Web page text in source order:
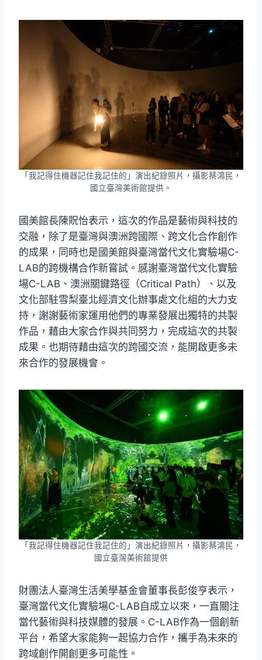
「我記得住機器記住我記住的」演出紀錄照片，攝影蔡鴻民，
國立臺灣美術館提供。
國美館長陳貺怡表示，這次的作品是藝術與科技的
交融，除了是臺灣與澳洲跨國際、跨文化合作創作
的成果，同時也是國美館與臺灣當代文化實驗場C-
LAB的跨機構合作新嘗試。感謝臺灣當代文化實驗
場C-LAB、澳洲關鍵路徑（Critical Path）、以及
文化部駐雪梨臺北經濟文化辦事處文化組的大力支
持，謝謝藝術家運用他們的專業發展出獨特的共製
作品，藉由大家合作與共同努力，完成這次的共製
成果。也期待藉由這次的跨國交流，能開啟更多未
來合作的發展機會。
「我記得住機器記住我記住的」演出紀錄照片，攝影蔡鴻民，
國立臺灣美術館提供
財團法人臺灣生活美學基金會董事長彭俊亨表示，
臺灣當代文化實驗場C-LAB自成立以來，一直關注
當代藝術與科技媒體的發展。C-LAB作為一個創新
平台，希望大家能夠一起協力合作，攜手為未來的
跨域創作開創更多可能性。